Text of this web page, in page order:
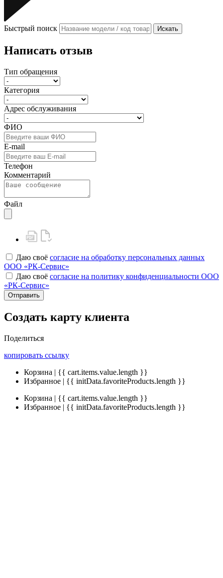
Быстрый поиск Искать
Написать отзыв
Тип обращения
Категория
Адрес обслуживания
ФИО
E-mail
Телефон
Комментарий
Файл
Даю своё согласие на обработку персональных данных
ООО «РК-Сервис»
Даю своё согласие на политику конфиденциальности ООО
«РК-Сервис»
Отправить
Создать карту клиента
Поделиться
копировать ссылку
Корзина | {{ cart.items.value.length }}
Избранное | {{ initData.favoriteProducts.length }}
Корзина | {{ cart.items.value.length }}
Избранное | {{ initData.favoriteProducts.length }}